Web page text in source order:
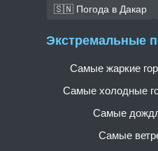
🇸🇳 Погода в Дакар
Экстремальные
Самые жаркие
Самые холодные
Самые
Самые